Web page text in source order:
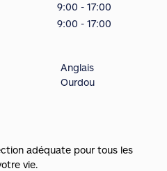
9:00 - 17:00
9:00 - 17:00
Anglais
Ourdou
adéquate pour tous les
vie.